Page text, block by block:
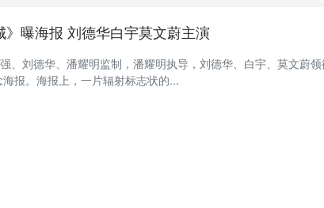
》曝海报 刘德华白宇莫文蔚主演
、刘德华、潘耀明监制，潘耀明执导，刘德华、白宇、莫文蔚领
报。海报上，一片辐射标志状的...